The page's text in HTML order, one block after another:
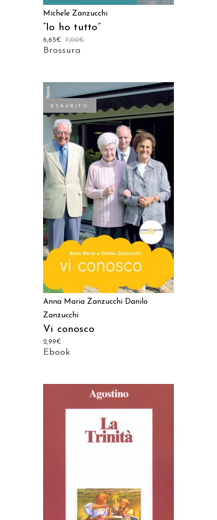
Michele Zanzucchi
“Io ho tutto”
7,00€
6,65€
Brossura
ESAURITO
LEGGI TUTTO
Anna Maria Zanzucchi Danilo
Zanzucchi
Vi conosco
2,99€
Ebook